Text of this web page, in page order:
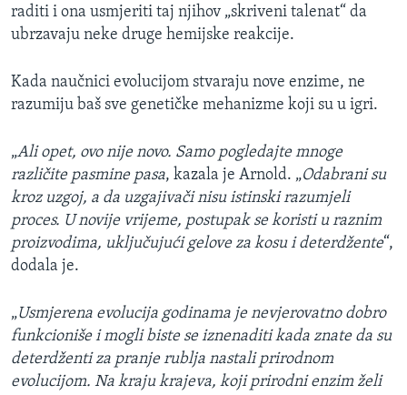
raditi i ona usmjeriti taj njihov „skriveni talenat“ da
ubrzavaju neke druge hemijske reakcije.
Kada naučnici evolucijom stvaraju nove enzime, ne
razumiju baš sve genetičke mehanizme koji su u igri.
„Ali opet, ovo nije novo. Samo pogledajte mnoge
različite pasmine pasa, kazala je Arnold. „Odabrani su
kroz uzgoj, a da uzgajivači nisu istinski razumjeli
proces. U novije vrijeme, postupak se koristi u raznim
proizvodima, uključujući gelove za kosu i deterdžente“,
dodala je.
„Usmjerena evolucija godinama je nevjerovatno dobro
funkcioniše i mogli biste se iznenaditi kada znate da su
deterdženti za pranje rublja nastali prirodnom
evolucijom. Na kraju krajeva, koji prirodni enzim želi